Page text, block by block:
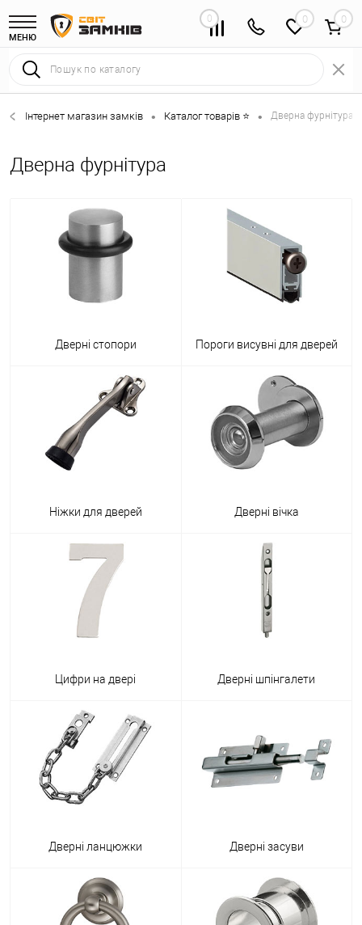
МЕНЮ
0 0
Інтернет магазин замків • Каталог товарів ⭐ • Дверна фурнітура
Дверна фурнітура
Дверні стопори Пороги висувні для дверей
Ніжки для дверей Дверні вічка
Цифри на двері Дверні шпінгалети
Дверні ланцюжки Дверні засуви